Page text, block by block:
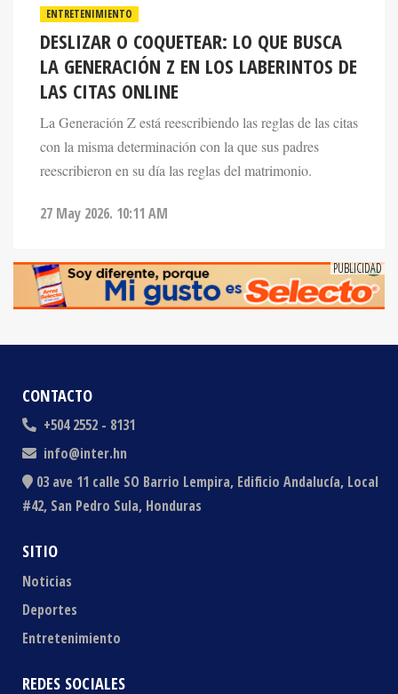
DESLIZAR O COQUETEAR: LO QUE BUSCA
LA GENERACIÓN Z EN LOS LABERINTOS DE
LAS CITAS ONLINE
La Generación Z está reescribiendo las reglas de las citas
con la misma determinación con la que sus padres
reescribieron en su día las reglas del matrimonio.
CONTACTO
+504 2552 - 8131
info@inter.hn
03 ave 11 calle SO Barrio Lempira, Edificio Andalucía, Local
#42, San Pedro Sula, Honduras
SITIO
Noticias
Deportes
Entretenimiento
REDES SOCIALES